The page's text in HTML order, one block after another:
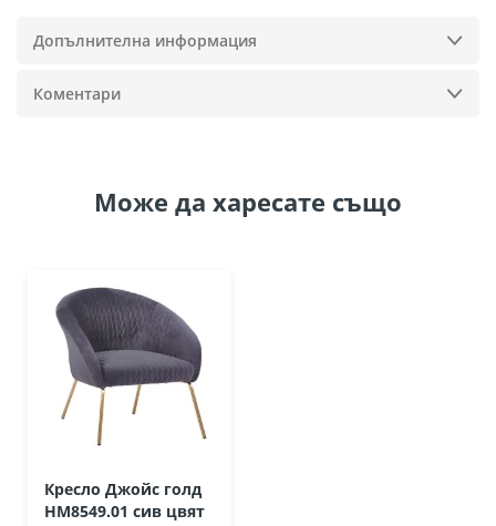
Допълнителна информация
Коментари
Може да харесате също
Кресло Джойс голд
HM8549.01 сив цвят